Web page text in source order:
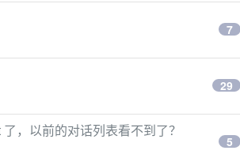
7
29
，以前的对话列表看不到了？
5